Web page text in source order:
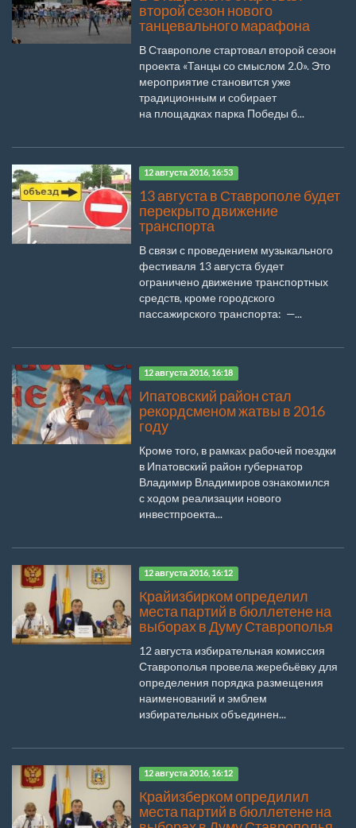
второй сезон нового
танцевального марафона
В Ставрополе стартовал второй сезон
проекта «Танцы со смыслом 2.0». Это
мероприятие становится уже
традиционным и собирает
на площадках парка Победы б...
12 августа 2016, 16:53
13 августа в Ставрополе будет
перекрыто движение
транспорта
В связи с проведением музыкального
фестиваля 13 августа будет
ограничено движение транспортных
средств, кроме городского
пассажирского транспорта: —...
12 августа 2016, 16:18
Ипатовский район стал
рекордсменом жатвы в 2016
году
Кроме того, в рамках рабочей поездки
в Ипатовский район губернатор
Владимир Владимиров ознакомился
с ходом реализации нового
инвестпроекта...
12 августа 2016, 16:12
Крайизбирком определил
места партий в бюллетене на
выборах в Думу Ставрополья
12 августа избирательная комиссия
Ставрополья провела жеребьёвку для
определения порядка размещения
наименований и эмблем
избирательных объединен...
12 августа 2016, 16:12
Крайизберком опредилил
места партий в бюллетене на